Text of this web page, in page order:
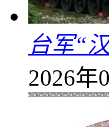
台军“
2026年